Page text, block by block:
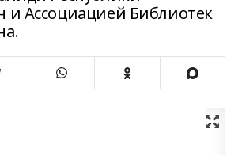
и Ассоциацией Библиотек